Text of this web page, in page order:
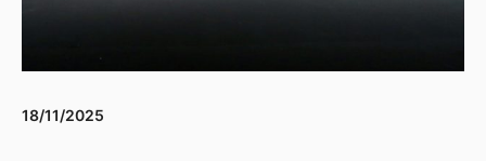
18/11/2025